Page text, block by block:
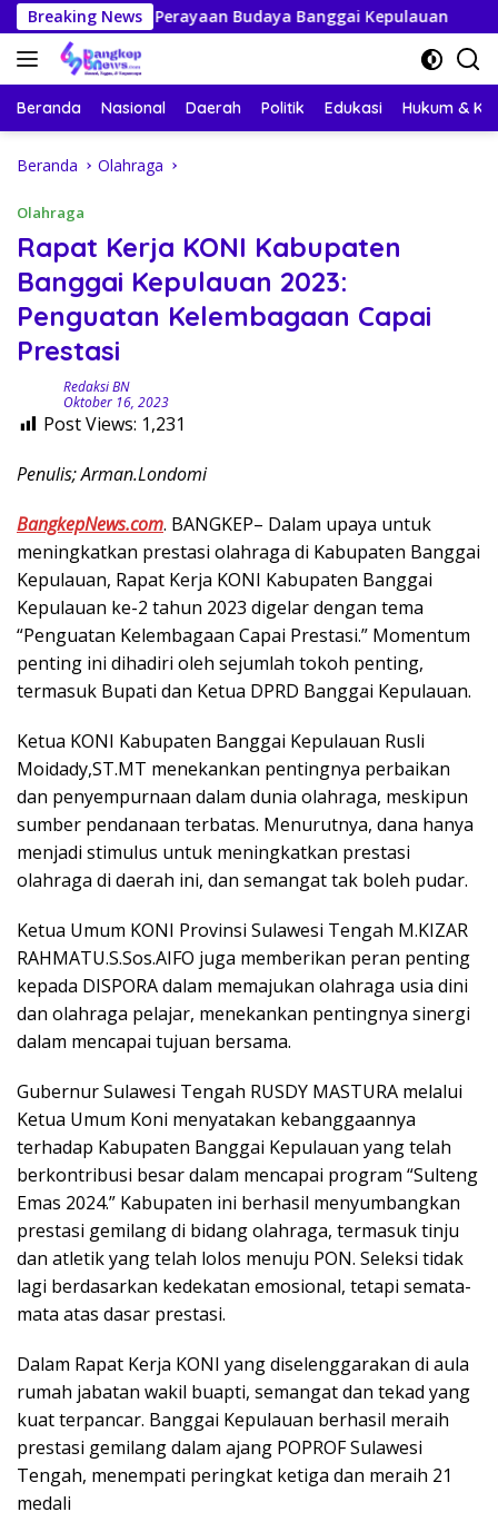
Langsung
ke
konten
Breaking News
Perayaan Budaya Banggai Kepulauan
Beranda Nasional Daerah Politik Edukasi Hukum &
Beranda Olahraga
Olahraga
Rapat Kerja KONI Kabupaten
Banggai Kepulauan 2023:
Penguatan Kelembagaan Capai
Prestasi
Redaksi BN
Oktober 16, 2023
Post Views: 1,231
Penulis; Arman.Londomi
BangkepNews.com. BANGKEP– Dalam upaya untuk
meningkatkan prestasi olahraga di Kabupaten Banggai
Kepulauan, Rapat Kerja KONI Kabupaten Banggai
Kepulauan ke-2 tahun 2023 digelar dengan tema
“Penguatan Kelembagaan Capai Prestasi.” Momentum
penting ini dihadiri oleh sejumlah tokoh penting,
termasuk Bupati dan Ketua DPRD Banggai Kepulauan.
Ketua KONI Kabupaten Banggai Kepulauan Rusli
Moidady,ST.MT menekankan pentingnya perbaikan
dan penyempurnaan dalam dunia olahraga, meskipun
sumber pendanaan terbatas. Menurutnya, dana hanya
menjadi stimulus untuk meningkatkan prestasi
olahraga di daerah ini, dan semangat tak boleh pudar.
Ketua Umum KONI Provinsi Sulawesi Tengah M.KIZAR
RAHMATU.S.Sos.AIFO juga memberikan peran penting
kepada DISPORA dalam memajukan olahraga usia dini
dan olahraga pelajar, menekankan pentingnya sinergi
dalam mencapai tujuan bersama.
Gubernur Sulawesi Tengah RUSDY MASTURA melalui
Ketua Umum Koni menyatakan kebanggaannya
terhadap Kabupaten Banggai Kepulauan yang telah
berkontribusi besar dalam mencapai program “Sulteng
Emas 2024.” Kabupaten ini berhasil menyumbangkan
prestasi gemilang di bidang olahraga, termasuk tinju
dan atletik yang telah lolos menuju PON. Seleksi tidak
lagi berdasarkan kedekatan emosional, tetapi semata-
mata atas dasar prestasi.
Dalam Rapat Kerja KONI yang diselenggarakan di aula
rumah jabatan wakil buapti, semangat dan tekad yang
kuat terpancar. Banggai Kepulauan berhasil meraih
prestasi gemilang dalam ajang POPROF Sulawesi
Tengah, menempati peringkat ketiga dan meraih 21
medali